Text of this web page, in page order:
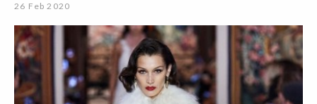
26 Feb 2020